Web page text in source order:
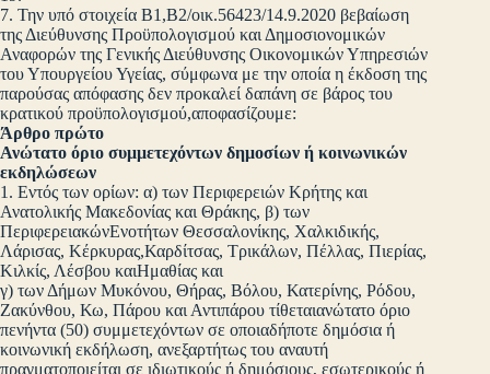
7. Την υπό στοιχεία Β1,Β2/οικ.56423/14.9.2020 βεβαίωση
της Διεύθυνσης Προϋπολογισμού και Δημοσιονομικών
Αναφορών της Γενικής Διεύθυνσης Οικονομικών Υπηρεσιών
του Υπουργείου Υγείας, σύμφωνα με την οποία η έκδοση της
παρούσας απόφασης δεν προκαλεί δαπάνη σε βάρος του
κρατικού προϋπολογισμού,αποφασίζουμε:
Άρθρο πρώτο
Ανώτατο όριο συμμετεχόντων δημοσίων ή κοινωνικών
εκδηλώσεων
1. Εντός των ορίων: α) των Περιφερειών Κρήτης και
Ανατολικής Μακεδονίας και Θράκης, β) των
ΠεριφερειακώνΕνοτήτων Θεσσαλονίκης, Χαλκιδικής,
Λάρισας, Κέρκυρας,Καρδίτσας, Τρικάλων, Πέλλας, Πιερίας,
Κιλκίς, Λέσβου καιΗμαθίας και
γ) των Δήμων Μυκόνου, Θήρας, Βόλου, Κατερίνης, Ρόδου,
Ζακύνθου, Κω, Πάρου και Αντιπάρου τίθεταιανώτατο όριο
πενήντα (50) συμμετεχόντων σε οποιαδήποτε δημόσια ή
κοινωνική εκδήλωση, ανεξαρτήτως του αναυτή
πραγματοποιείται σε ιδιωτικούς ή δημόσιους, εσωτερικούς ή